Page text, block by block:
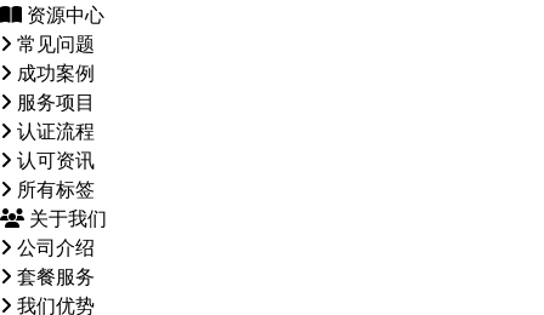
资源中心
常见问题
成功案例
服务项目
认证流程
认可资讯
所有标签
关于我们
公司介绍
套餐服务
我们优势